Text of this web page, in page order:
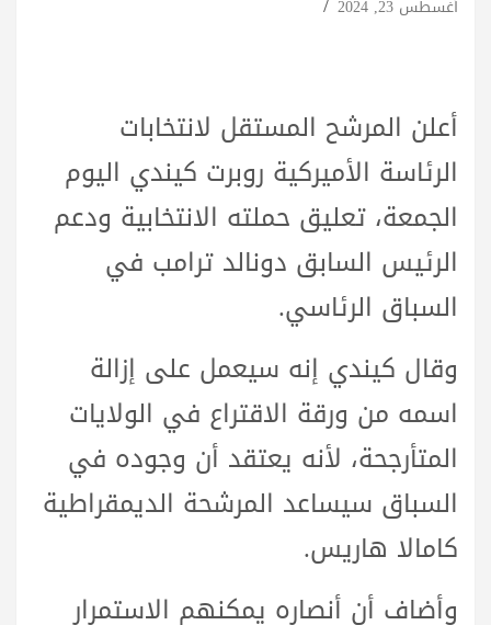
أغسطس 23, 2024
أعلن المرشح المستقل لانتخابات
الرئاسة الأميركية روبرت كيندي اليوم
الجمعة، تعليق حملته الانتخابية ودعم
الرئيس السابق دونالد ترامب في
السباق الرئاسي.
وقال كيندي إنه سيعمل على إزالة
اسمه من ورقة الاقتراع في الولايات
المتأرجحة، لأنه يعتقد أن وجوده في
السباق سيساعد المرشحة الديمقراطية
كامالا هاريس.
وأضاف أن أنصاره يمكنهم الاستمرار